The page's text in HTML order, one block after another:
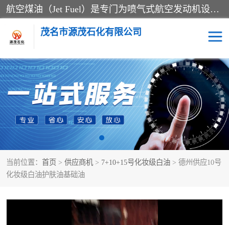
航空煤油（Jet Fuel）是专门为喷气式航空发动机设计的高纯度燃料，主要分为Jet A、Jet A-1和Jet B等类型。其特点是闪点高、低温流动性好，并添加了抗静电剂和抗氧化剂以确保飞行安全。航空煤油需
茂名市源茂石化有限公司
当前位置： 首页 > 供应商机 > 7+10+15号化妆级白油 > 德州供应10号
化妆级白油护肤油基础油
RP3航空煤油 D20+D30溶剂油
D40+D60溶剂油 D80+D100溶剂油
6号+120号溶剂油 260号溶剂油
异构烷烃 天然乳胶
26+32号化妆级白油 46+68号化妆级白油